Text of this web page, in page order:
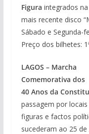
Figura integrados
mais recente disco
Sábado e Segunda-
Preço dos bilhetes:
LAGOS – Marcha
Comemorativa dos
40 Anos da
passagem por
figuras e factos
sucederam ao 25